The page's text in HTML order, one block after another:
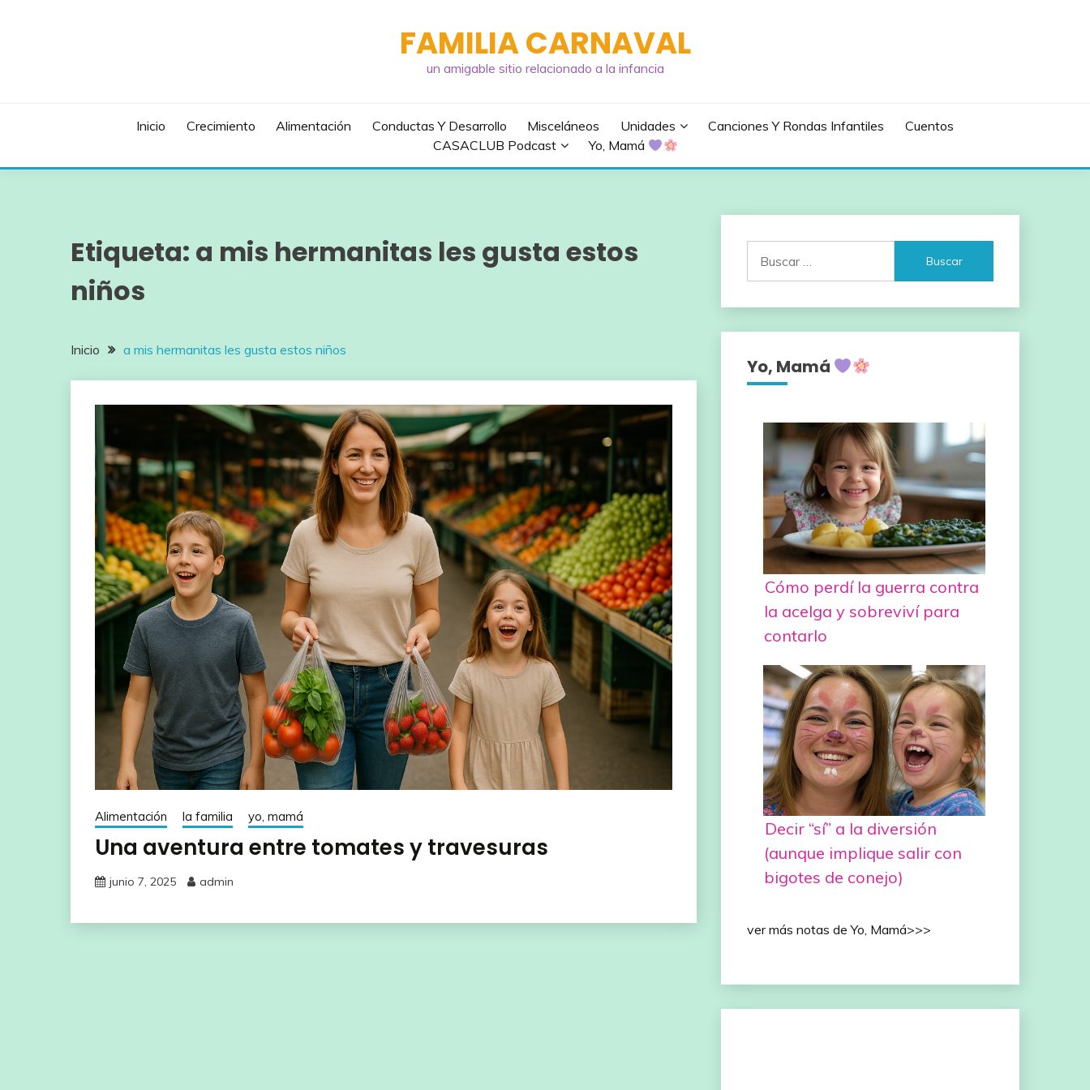
FAMILIA CARNAVAL
un amigable sitio relacionado a la infancia
Inicio Crecimiento Alimentación Conductas Y Desarrollo Misceláneos Unidades Canciones Y Rondas Infantiles
Cuentos
CASACLUB Podcast
Yo, Mamá
Etiqueta: a mis hermanitas les gusta estos
niños
Inicio a mis hermanitas les gusta estos niños
Alimentación la familia yo, mamá
Una aventura entre tomates y travesuras
junio 7, 2025 admin
Yo, Mamá
Cómo perdí la guerra contra
la acelga y sobreviví para
contarlo
Decir “sí” a la diversión
(aunque implique salir con
bigotes de conejo)
ver más notas de Yo, Mamá>>>